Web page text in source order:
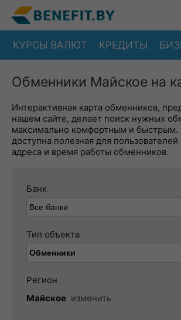
КУРСЫ ВАЛЮТ КРЕДИТЫ
Обменники Майское на
Интерактивная карта обменников,
нашем сайте, делает поиск нужных
максимально комфортным и быстрым.
доступна полезная для
адреса и время работы обменников.
Банк
Тип объекта
Регион
Майское изменить